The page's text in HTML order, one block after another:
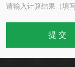
请输入计算结果（填